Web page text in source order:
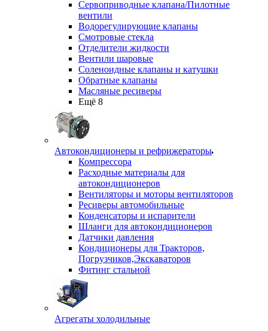
Сервоприводные клапана/Пилотные
вентили
Водорегулирующие клапаны
Смотровые стекла
Отделители жидкости
Вентили шаровые
Соленоидные клапаны и катушки
Обратные клапаны
Масляные ресиверы
Ещё 8
Автокондиционеры и рефрижераторы
Компрессора
Расходные материалы для
автокондиционеров
Вентиляторы и моторы вентиляторов
Ресиверы автомобильные
Конденсаторы и испарители
Шланги для автокондиционеров
Датчики давления
Кондиционеры для Тракторов,
Погрузчиков,Экскаваторов
Фитинг стальной
Агрегаты холодильные